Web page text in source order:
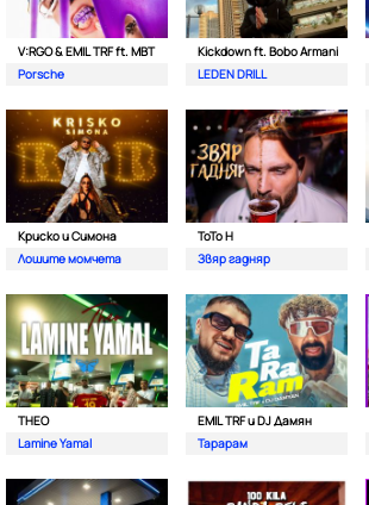
V:RGO & EMIL TRF ft. MBT
Porsche
Kickdown ft. Bobo Armani
LEDEN DRILL
Криско и Симона
Лошите момчета
ToTo H
Звяр гадняр
THEO
Lamine Yamal
EMIL TRF и DJ Дамян
Тарарам